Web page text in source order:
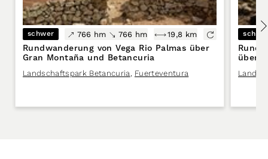
schwer 766 hm 766 hm 19,8 km
Rundwanderung von Vega Rio Palmas über
Gran Montaña und Betancuria
Landschaftspark Betancuria, Fuerteventura
über